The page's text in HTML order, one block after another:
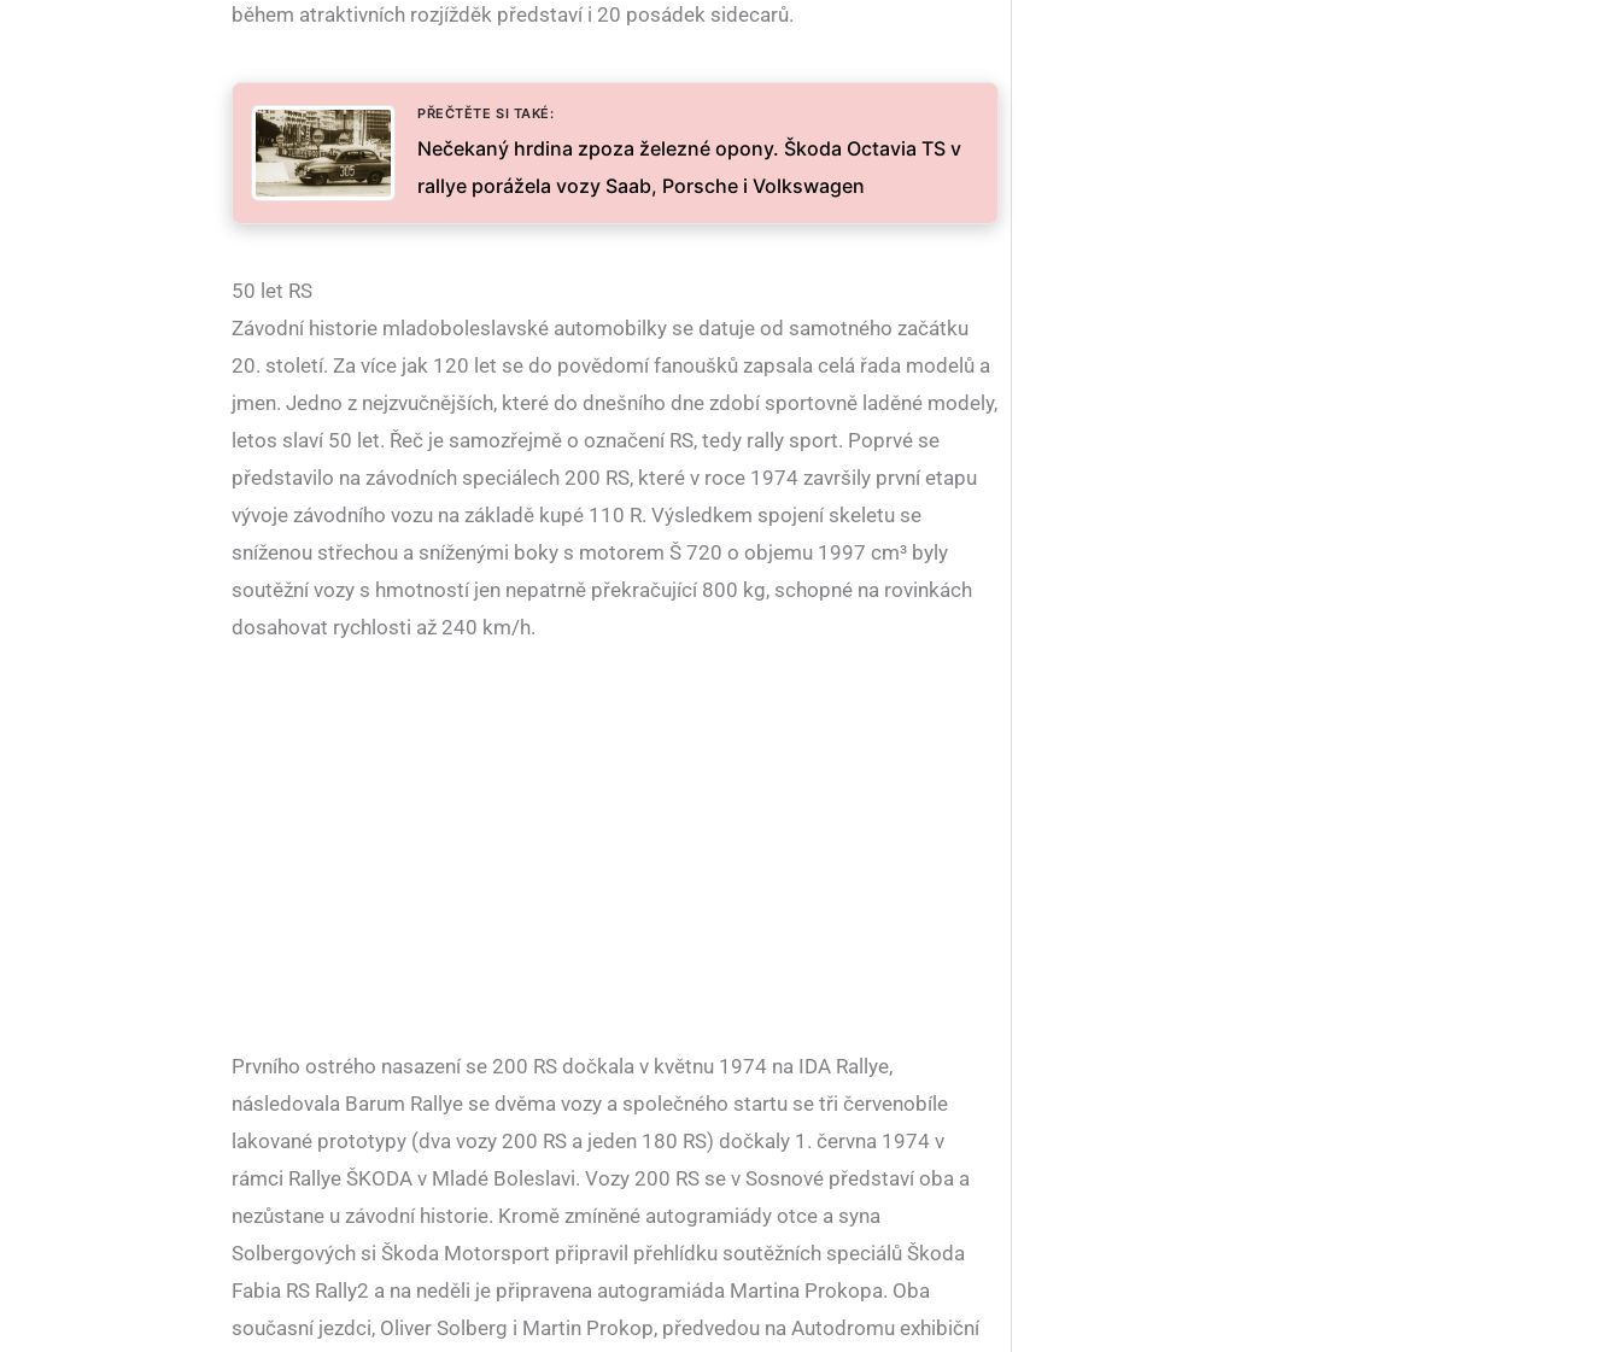
během atraktivních rozjížděk představí i 20 posádek sidecarů.
PŘEČTĚTE SI TAKÉ:
Nečekaný hrdina zpoza železné opony. Škoda Octavia TS v
rallye porážela vozy Saab, Porsche i Volkswagen
50 let RS
Závodní historie mladoboleslavské automobilky se datuje od samotného začátku
20. století. Za více jak 120 let se do povědomí fanoušků zapsala celá řada modelů a
jmen. Jedno z nejzvučnějších, které do dnešního dne zdobí sportovně laděné modely,
letos slaví 50 let. Řeč je samozřejmě o označení RS, tedy rally sport. Poprvé se
představilo na závodních speciálech 200 RS, které v roce 1974 završily první etapu
vývoje závodního vozu na základě kupé 110 R. Výsledkem spojení skeletu se
sníženou střechou a sníženými boky s motorem Š 720 o objemu 1997 cm³ byly
soutěžní vozy s hmotností jen nepatrně překračující 800 kg, schopné na rovinkách
dosahovat rychlosti až 240 km/h.
Prvního ostrého nasazení se 200 RS dočkala v květnu 1974 na IDA Rallye,
následovala Barum Rallye se dvěma vozy a společného startu se tři červenobíle
lakované prototypy (dva vozy 200 RS a jeden 180 RS) dočkaly 1. června 1974 v
rámci Rallye ŠKODA v Mladé Boleslavi. Vozy 200 RS se v Sosnové představí oba a
nezůstane u závodní historie. Kromě zmíněné autogramiády otce a syna
Solbergových si Škoda Motorsport připravil přehlídku soutěžních speciálů Škoda
Fabia RS Rally2 a na neděli je připravena autogramiáda Martina Prokopa. Oba
současní jezdci, Oliver Solberg i Martin Prokop, předvedou na Autodromu exhibiční